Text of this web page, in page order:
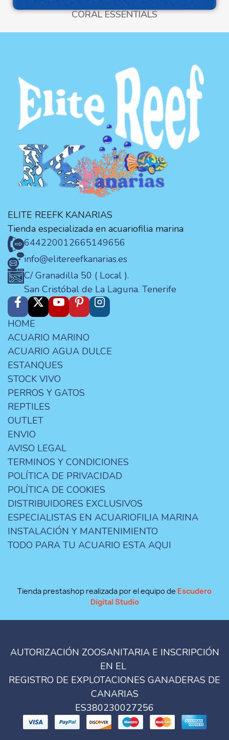
CORAL ESSENTIALS
ELITE REEFK KANARIAS
Tienda especializada en acuariofilia marina
644220012665149656
info@elitereefkanarias.es
C/ Granadilla 50 ( Local ).
San Cristóbal de La Laguna. Tenerife
HOME
ACUARIO MARINO
ACUARIO AGUA DULCE
ESTANQUES
STOCK VIVO
PERROS Y GATOS
REPTILES
OUTLET
ENVIO
AVISO LEGAL
TERMINOS Y CONDICIONES
POLÍTICA DE PRIVACIDAD
POLÍTICA DE COOKIES
DISTRIBUIDORES EXCLUSIVOS
ESPECIALISTAS EN ACUARIOFILIA MARINA
INSTALACIÓN Y MANTENIMIENTO
TODO PARA TU ACUARIO ESTA AQUI
Tienda prestashop realizada por el equipo de Escudero
Digital Studio
AUTORIZACIÓN ZOOSANITARIA E INSCRIPCIÓN
EN EL
REGISTRO DE EXPLOTACIONES GANADERAS DE
CANARIAS
ES380230027256